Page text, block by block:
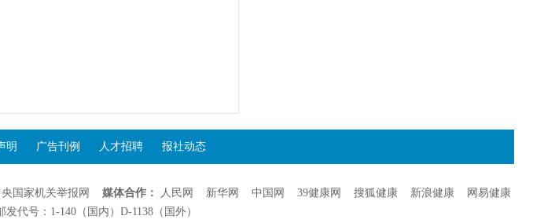
明 广告刊例 人才招聘 报社动态
国家机关举报网 媒体合作： 人民网 新华网 中国网 39健康网 搜狐健康 新浪健康
网易健康
代号：1-140（国内）D-1138（国外）